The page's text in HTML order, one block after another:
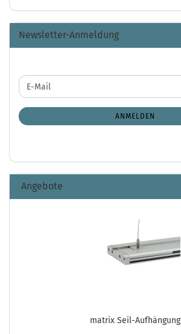
Newsletter-Anmeldung
WEITER
ZUR
ANMELDUNG
E-
Mail
ANMELDEN
Angebote
matrix Seil-Aufhängung